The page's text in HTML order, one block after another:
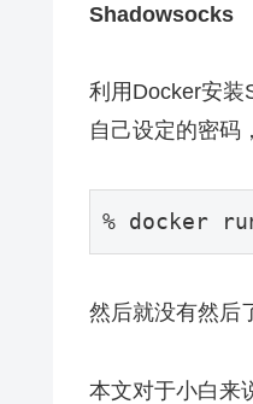
Shadowsocks
利用Docker安装
自己设定的密码
% docker
然后就没有然后
本文对于小白来